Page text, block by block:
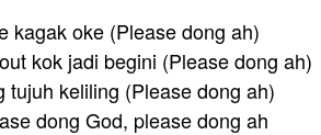
kagak oke (Please dong ah)
kok jadi begini (Please dong ah)
tujuh keliling (Please dong ah)
dong God, please dong ah